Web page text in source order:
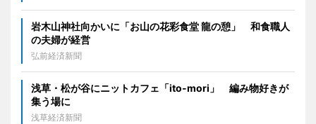
岩木山神社向かいに「お山の花彩食堂 龍の憩」 和食職人
の夫婦が経営
弘前経済新聞
浅草・松が谷にニットカフェ「ito-mori」 編み物好きが
集う場に
浅草経済新聞